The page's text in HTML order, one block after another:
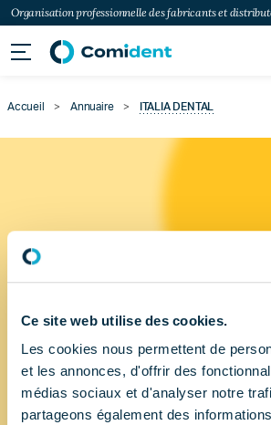
Ce site web utilise des cookies.
Les cookies nous permettent de
et les annonces, d'offrir des
médias sociaux et d'analyser notre
partageons également des
Organisation professionnelle des fabricants et
Accueil > Annuaire > ITALIA DENTAL